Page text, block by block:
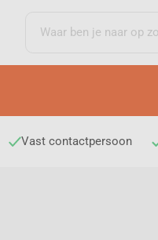
Vast contactpersoon